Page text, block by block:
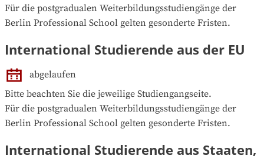
Für die postgradualen Weiterbildungsstudiengänge der
Berlin Professional School gelten gesonderte Fristen.
International Studierende aus der EU
abgelaufen
Bitte beachten Sie die jeweilige Studiengangseite.
Für die postgradualen Weiterbildungsstudiengänge der
Berlin Professional School gelten gesonderte Fristen.
International Studierende aus Staaten,